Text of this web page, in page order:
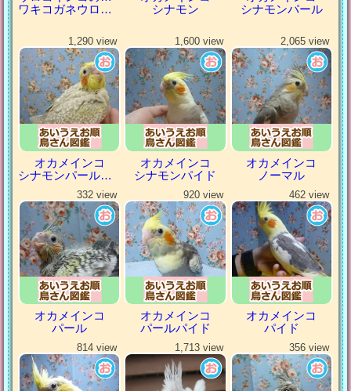
ワキコガネウロコインコ
シナモン
シナモンパール
1,290 view
オカメインコ
シナモンパールパイド
1,600 view
オカメインコ
シナモンパイド
2,065 view
オカメインコ
ノーマル
332 view
オカメインコ
パール
920 view
オカメインコ
パールパイド
462 view
オカメインコ
パイド
814 view 1,713 view 356 view